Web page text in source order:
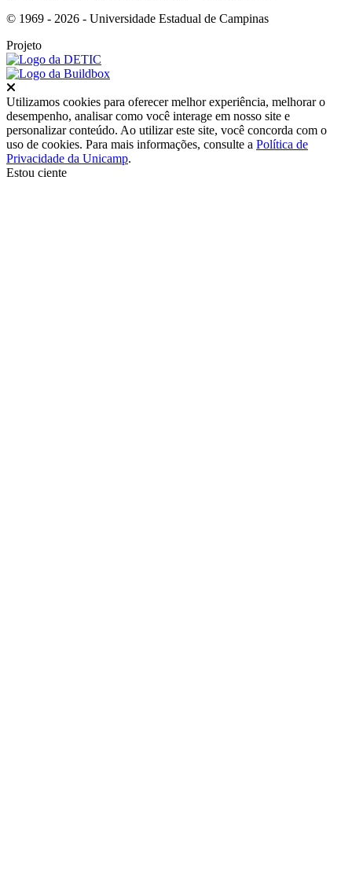
© 1969 - 2026 - Universidade Estadual de Campinas
Projeto
Utilizamos cookies para oferecer melhor experiência, melhorar o
desempenho, analisar como você interage em nosso site e
personalizar conteúdo. Ao utilizar este site, você concorda com o
uso de cookies. Para mais informações, consulte a Política de
Privacidade da Unicamp.
Estou ciente